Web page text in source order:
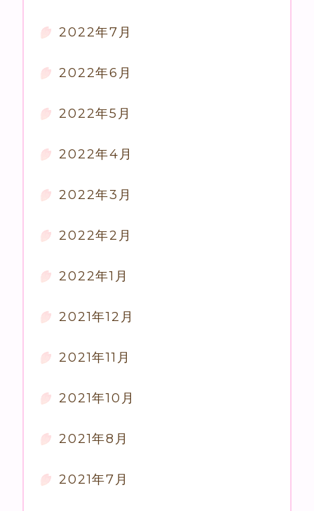
2022年7月
2022年6月
2022年5月
2022年4月
2022年3月
2022年2月
2022年1月
2021年12月
2021年11月
2021年10月
2021年8月
2021年7月